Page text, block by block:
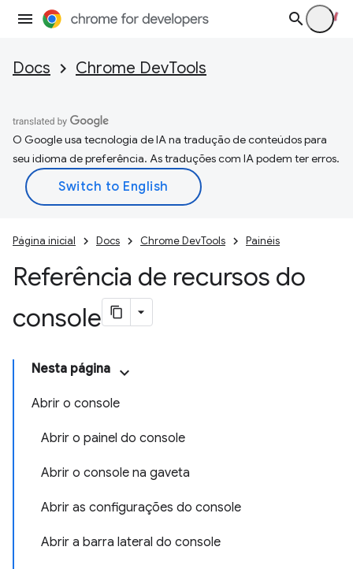
Docs Chrome DevTools
O Google usa tecnologia de IA na tradução de conteúdos para
seu idioma de preferência. As traduções com IA podem ter erros.
Página inicial Docs Chrome DevTools Painéis
Referência de recursos do
console
Nesta página
Abrir o console
Abrir o painel do console
Abrir o console na gaveta
Abrir as configurações do console
Abrir a barra lateral do console